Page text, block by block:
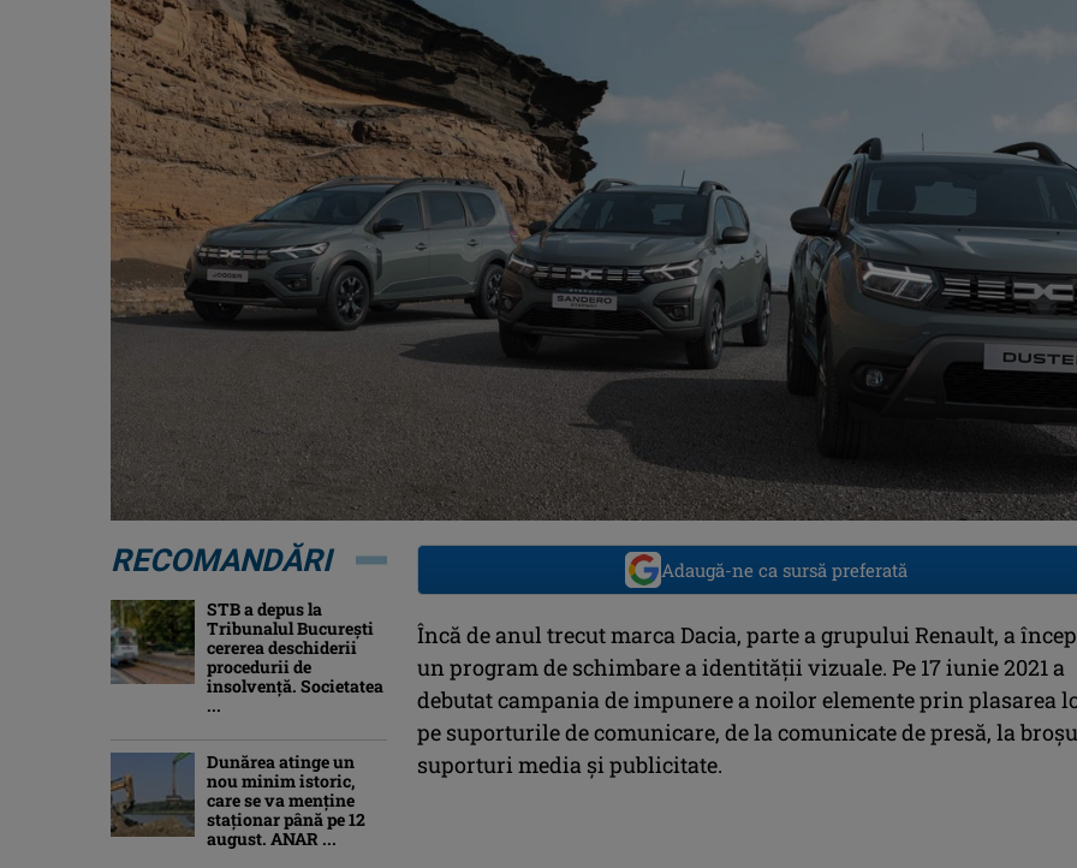
Adaugă-ne ca sursă preferată
Încă de anul trecut marca Dacia, parte a grupului Renault, a
un program de schimbare a identității vizuale. Pe 17 iunie 2021 a
debutat campania de impunere a noilor elemente prin plasarea
pe suporturile de comunicare, de la comunicate de presă, la
suporturi media și publicitate.
RECOMANDĂRI
STB a depus la
Tribunalul București
cererea deschiderii
procedurii de
insolvență. Societatea
...
Dunărea atinge un
nou minim istoric,
care se va menține
staționar până pe 12
august. ANAR ...